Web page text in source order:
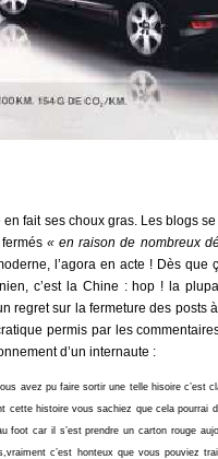
fait ses choux gras. Les blogs
« en raison de nombreux
l’agora en acte ! Dès que
c’est la Chine : hop ! la
regret sur la fermeture des posts
permis par les
d’un internaute :
avez pu faire sortir une telle hisoire c’est
cette histoire vous sachiez que cela pourrai
foot car il s’est prendre un carton rouge
c’est honteux que vous pouviez